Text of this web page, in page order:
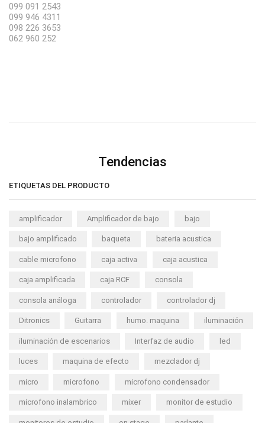
099 091 2543
099 946 4311
098 226 3653
062 960 252
Tendencias
ETIQUETAS DEL PRODUCTO
amplificador Amplificador de bajo bajo
bajo amplificado baqueta bateria acustica
cable microfono caja activa caja acustica
caja amplificada caja RCF consola
consola análoga controlador controlador dj
Ditronics Guitarra humo. maquina iluminación
iluminación de escenarios Interfaz de audio led
luces maquina de efecto mezclador dj
micro microfono microfono condensador
microfono inalambrico mixer monitor de estudio